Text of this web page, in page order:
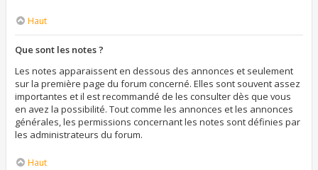
Haut
Que sont les notes ?
Les notes apparaissent en dessous des annonces et seulement
sur la première page du forum concerné. Elles sont souvent assez
importantes et il est recommandé de les consulter dès que vous
en avez la possibilité. Tout comme les annonces et les annonces
générales, les permissions concernant les notes sont définies par
les administrateurs du forum.
Haut